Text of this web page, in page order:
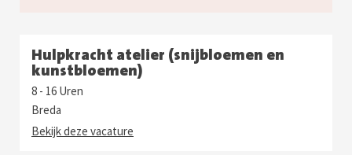
Hulpkracht atelier (snijbloemen en
kunstbloemen)
8 - 16 Uren
Breda
Bekijk deze vacature